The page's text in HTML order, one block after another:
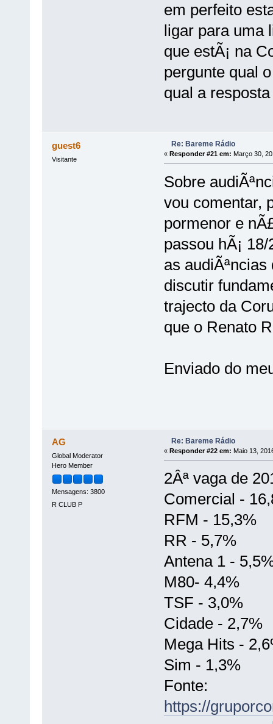
em perfeito
ligar para uma
que estÃ¡ na
pergunte qual
qual a
guest6
Visitante
Re: Bareme Rádio
« Responder #21 em: Março 30,
Sobre
vou comentar,
pormenor e
passou hÃ¡
as
discutir
trajecto da
que o Renato
Enviado do
AG
Global Moderator
Hero Member
Mensagens: 3800
R CLUB P
Re: Bareme Rádio
« Responder #22 em: Maio 13,
2Âª vaga de
Comercial -
RFM - 15,3%
RR - 5,7%
Antena 1 -
M80- 4,4%
TSF - 3,0%
Cidade - 2,7%
Mega Hits -
Sim - 1,3%
Fonte:
https://